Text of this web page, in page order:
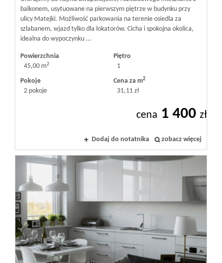
balkonem, usytuowane na pierwszym piętrze w budynku przy
ulicy Matejki. Możliwość parkowania na terenie osiedla za
szlabanem, wjazd tylko dla lokatorów. Cicha i spokojna okolica,
idealna do wypoczynku ...
Powierzchnia
45,00 m2
Piętro
1
Pokoje
2 pokoje
Cena za m2
31,11 zł
cena 1 400 zł
Dodaj do notatnika zobacz więcej